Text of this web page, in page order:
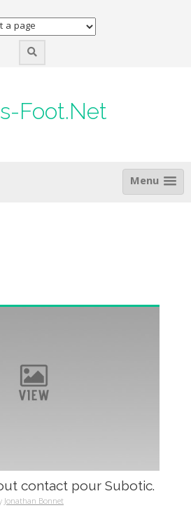
Foot.Net
Menu
contact pour Subotic.
Jonathan Bonnet